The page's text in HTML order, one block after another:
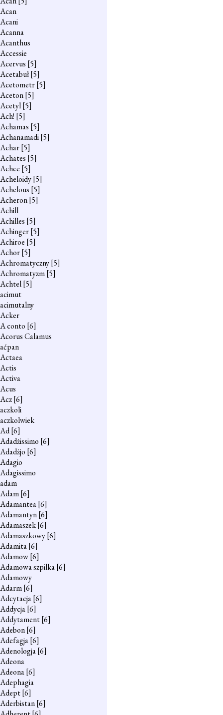
Acan
Acani
Acanna
Acanthus
Accessie
Acervus [5]
Acetabuł[5]
Acetometr[5]
Aceton[5]
Acetyl[5]
Ach! [5]
Achamas [5]
Achanamadi[5]
Achar[5]
Achates [5]
Achce [5]
Acheloidy[5]
Achelous [5]
Acheron[5]
Achill
Achilles [5]
Achinger[5]
Achiroe [5]
Achor[5]
Achromatyczny[5]
Achromatyzm[5]
Achtel[5]
acimut
acimutalny
Acker
A conto [6]
Acorus Calamus
aćpan
Actaea
Actis
Activa
Acus
Acz[6]
aczkoli
aczkolwiek
Ad[6]
Adadżissimo [6]
Adadżjo [6]
Adagio
Adagissimo
adam
Adam[6]
Adamantea[6]
Adamantyn[6]
Adamaszek[6]
Adamaszkowy[6]
Adamita[6]
Adamow[6]
Adamowa szpilka[6]
Adamowy
Adarm[6]
Adcytacja[6]
Addycja[6]
Addytament[6]
Adebon[6]
Adefagja[6]
Adenologja[6]
Adeona
Adeona[6]
Adephagia
Adept[6]
Aderbistan[6]